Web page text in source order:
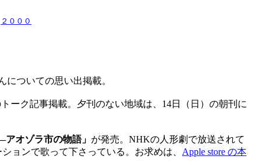
２０００
ついての思い出掲載。
ーク記事掲載。夕刊のない地域は、14日（日）の朝刊に
アオゾラ市の物語」 が発売。NHKの人形劇で放送されて
ョンで歌って下さっている。お求めは、 Apple store の本